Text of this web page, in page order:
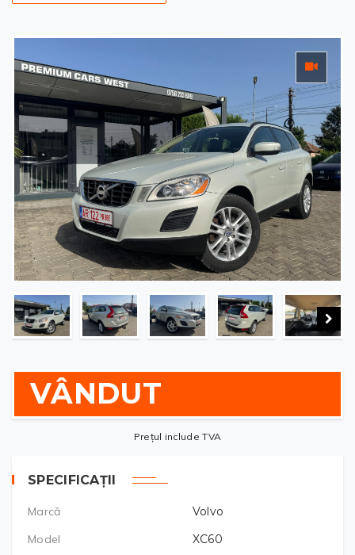
VÂNDUT
Prețul include TVA
SPECIFICAȚII
Marcă
Volvo
Model
XC60